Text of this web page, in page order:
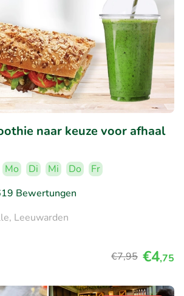
naar keuze voor afhaal
Mo Di Mi Do
Fr
Bewertungen
Leeuwarden
€7,95 €4,75